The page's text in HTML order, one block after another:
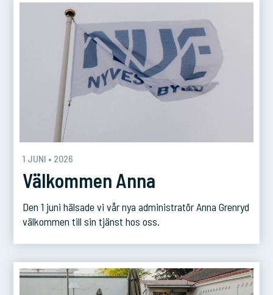
1 JUNI • 2026
Välkommen Anna
Den 1 juni hälsade vi vår nya administratör Anna Grenryd
välkommen till sin tjänst hos oss.